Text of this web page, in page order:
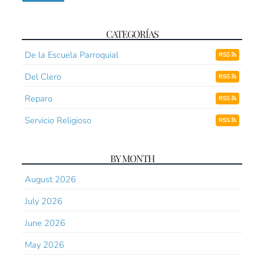
CATEGORÍAS
De la Escuela Parroquial RSS
Del Clero RSS
Reparo RSS
Servicio Religioso RSS
BY MONTH
August 2026
July 2026
June 2026
May 2026